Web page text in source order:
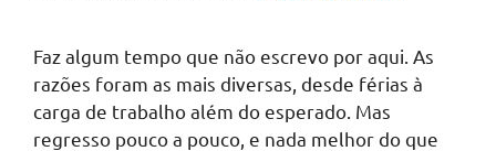
Faz algum tempo que não escrevo por aqui. As
razões foram as mais diversas, desde férias à
carga de trabalho além do esperado. Mas
regresso pouco a pouco, e nada melhor do que